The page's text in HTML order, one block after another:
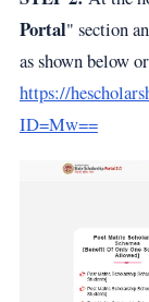
Portal" section
as shown below
https://
ID=Mw==